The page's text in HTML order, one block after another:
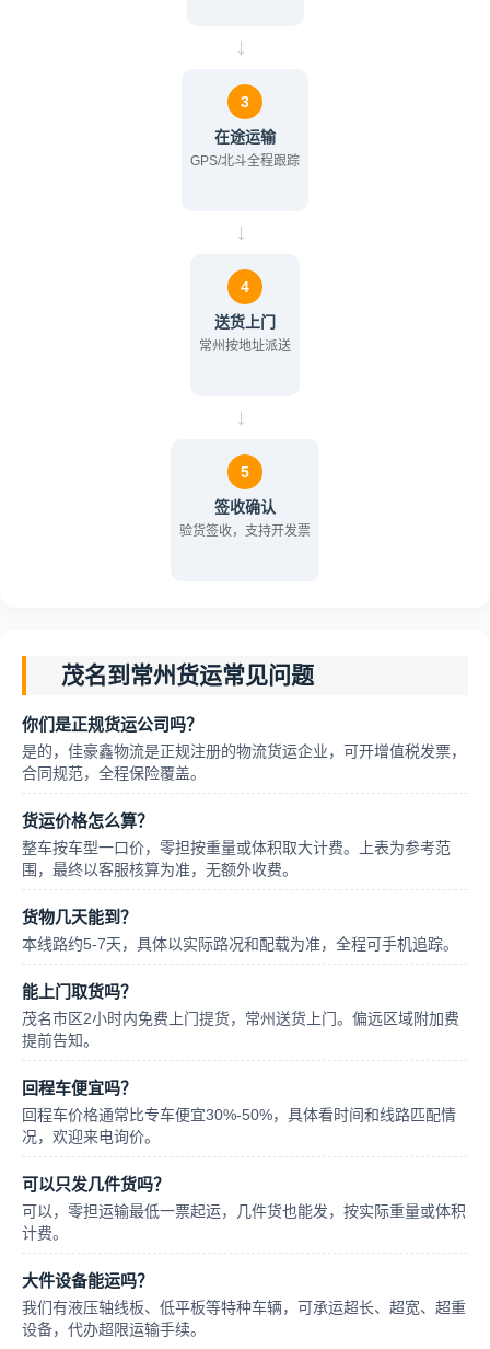
→
3
在途运输
GPS/北斗全程跟踪
→
4
送货上门
常州按地址派送
→
5
签收确认
验货签收，支持开发票
茂名到常州货运常见问题
你们是正规货运公司吗？
是的，佳豪鑫物流是正规注册的物流货运企业，可开增值税发票，
合同规范，全程保险覆盖。
货运价格怎么算？
整车按车型一口价，零担按重量或体积取大计费。上表为参考范
围，最终以客服核算为准，无额外收费。
货物几天能到？
本线路约5-7天，具体以实际路况和配载为准，全程可手机追踪。
能上门取货吗？
茂名市区2小时内免费上门提货，常州送货上门。偏远区域附加费
提前告知。
回程车便宜吗？
回程车价格通常比专车便宜30%-50%，具体看时间和线路匹配情
况，欢迎来电询价。
可以只发几件货吗？
可以，零担运输最低一票起运，几件货也能发，按实际重量或体积
计费。
大件设备能运吗？
我们有液压轴线板、低平板等特种车辆，可承运超长、超宽、超重
设备，代办超限运输手续。